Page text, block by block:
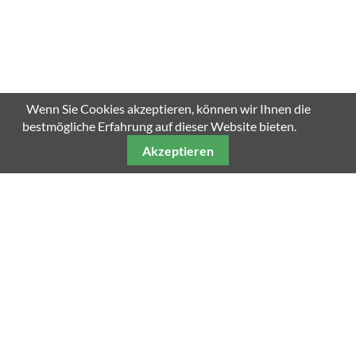
Wenn Sie Cookies akzeptieren, können wir Ihnen die
bestmögliche Erfahrung auf dieser Website bieten.
Akzeptieren